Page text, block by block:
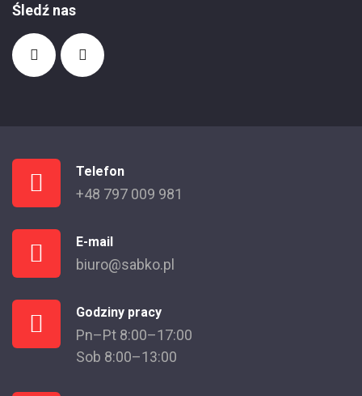
Śledź nas
Telefon
+48 797 009 981
E-mail
biuro@sabko.pl
Godziny pracy
Pn–Pt 8:00–17:00
Sob 8:00–13:00